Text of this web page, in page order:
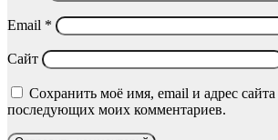
Email *
Сайт
Сохранить моё имя, email и адрес сайта
последующих моих комментариев.